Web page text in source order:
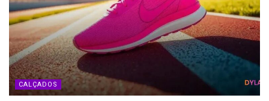
CALÇADOS